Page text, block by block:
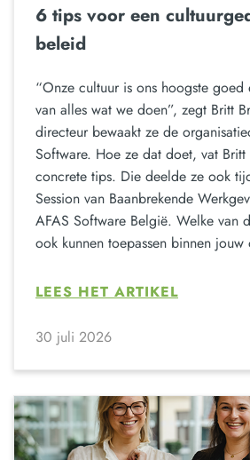
6 tips voor een
beleid
“Onze cultuur is ons hoogste goed
van alles wat we doen”, zegt Britt
directeur bewaakt ze de
Software. Hoe ze dat doet, vat Britt
concrete tips. Die deelde ze ook
Session van Baanbrekende
AFAS Software België. Welke van
ook kunnen toepassen binnen jouw
LEES HET ARTIKEL
30 juli 2026